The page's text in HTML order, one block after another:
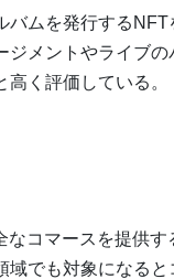
バムを発行する
ジメントやライブ
く評価している。
なコマースを提供
域でも対象になる